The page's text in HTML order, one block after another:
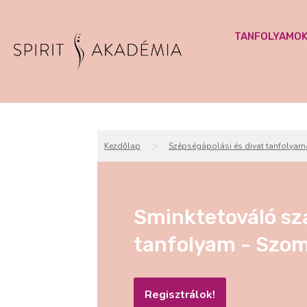
TANFOLYAMOK
Kezdőlap > Szépségápolási és divat
Sminktetováló
tanfolyam -
Regisztrálok!